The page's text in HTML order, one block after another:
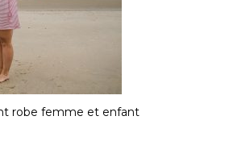
robe femme et enfant